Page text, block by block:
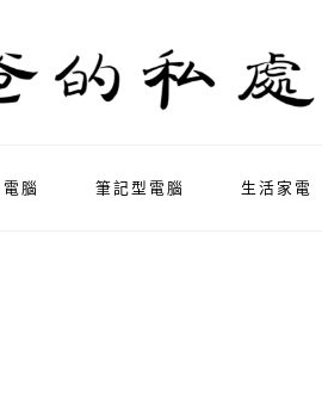
電腦 筆記型電腦 生活家電